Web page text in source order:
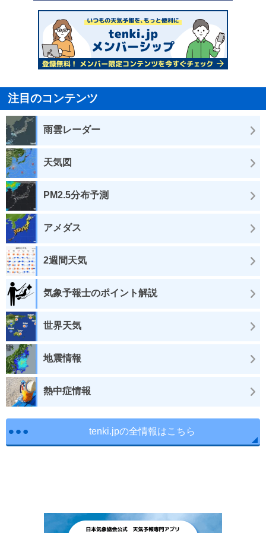
注目のコンテンツ
雨雲レーダー
天気図
PM2.5分布予測
アメダス
2週間天気
気象予報士のポイント解説
世界天気
地震情報
熱中症情報
tenki.jpの全情報はこちら